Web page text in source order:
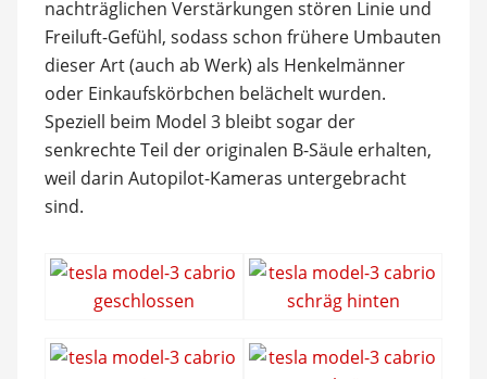
nachträglichen Verstärkungen stören Linie und
Freiluft-Gefühl, sodass schon frühere Umbauten
dieser Art (auch ab Werk) als Henkelmänner
oder Einkaufskörbchen belächelt wurden.
Speziell beim Model 3 bleibt sogar der
senkrechte Teil der originalen B-Säule erhalten,
weil darin Autopilot-Kameras untergebracht
sind.